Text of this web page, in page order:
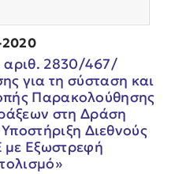
2020
αριθ. 2830/467/
για τη σύσταση και
Παρακολούθησης
στη Δράση
Διεθνούς
Εξωστρεφή